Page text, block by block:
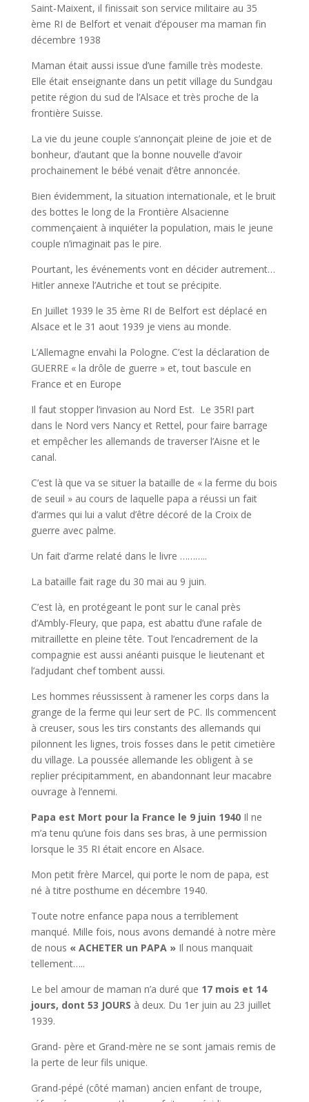
Saint-Maixent, il finissait son service militaire au 35
ème RI de Belfort et venait d’épouser ma maman fin
décembre 1938
Maman était aussi issue d’une famille très modeste.
Elle était enseignante dans un petit village du Sundgau
petite région du sud de l’Alsace et très proche de la
frontière Suisse.
La vie du jeune couple s’annonçait pleine de joie et de
bonheur, d’autant que la bonne nouvelle d’avoir
prochainement le bébé venait d’être annoncée.
Bien évidemment, la situation internationale, et le bruit
des bottes le long de la Frontière Alsacienne
commençaient à inquiéter la population, mais le jeune
couple n’imaginait pas le pire.
Pourtant, les événements vont en décider autrement…
Hitler annexe l’Autriche et tout se précipite.
En Juillet 1939 le 35 ème RI de Belfort est déplacé en
Alsace et le 31 aout 1939 je viens au monde.
L’Allemagne envahi la Pologne. C’est la déclaration de
GUERRE « la drôle de guerre » et, tout bascule en
France et en Europe
Il faut stopper l’invasion au Nord Est. Le 35RI part
dans le Nord vers Nancy et Rettel, pour faire barrage
et empêcher les allemands de traverser l’Aisne et le
canal.
C’est là que va se situer la bataille de « la ferme du bois
de seuil » au cours de laquelle papa a réussi un fait
d’armes qui lui a valut d’être décoré de la Croix de
guerre avec palme.
Un fait d’arme relaté dans le livre ………..
La bataille fait rage du 30 mai au 9 juin.
C’est là, en protégeant le pont sur le canal près
d’Ambly-Fleury, que papa, est abattu d’une rafale de
mitraillette en pleine tête. Tout l’encadrement de la
compagnie est aussi anéanti puisque le lieutenant et
l’adjudant chef tombent aussi.
Les hommes réussissent à ramener les corps dans la
grange de la ferme qui leur sert de PC. Ils commencent
à creuser, sous les tirs constants des allemands qui
pilonnent les lignes, trois fosses dans le petit cimetière
du village. La poussée allemande les obligent à se
replier précipitamment, en abandonnant leur macabre
ouvrage à l’ennemi.
Papa est Mort pour la France le 9 juin 1940 Il ne
m’a tenu qu’une fois dans ses bras, à une permission
lorsque le 35 RI était encore en Alsace.
Mon petit frère Marcel, qui porte le nom de papa, est
né à titre posthume en décembre 1940.
Toute notre enfance papa nous a terriblement
manqué. Mille fois, nous avons demandé à notre mère
de nous « ACHETER un PAPA » Il nous manquait
tellement…..
Le bel amour de maman n’a duré que 17 mois et 14
jours, dont 53 JOURS à deux. Du 1er juin au 23 juillet
1939.
Grand- père et Grand-mère ne se sont jamais remis de
la perte de leur fils unique.
Grand-pépé (côté maman) ancien enfant de troupe,